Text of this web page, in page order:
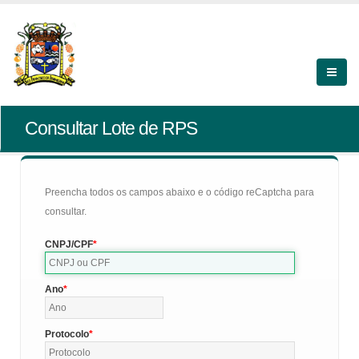
Consultar Lote de RPS
Preencha todos os campos abaixo e o código reCaptcha para
consultar.
CNPJ/CPF
Ano
Protocolo